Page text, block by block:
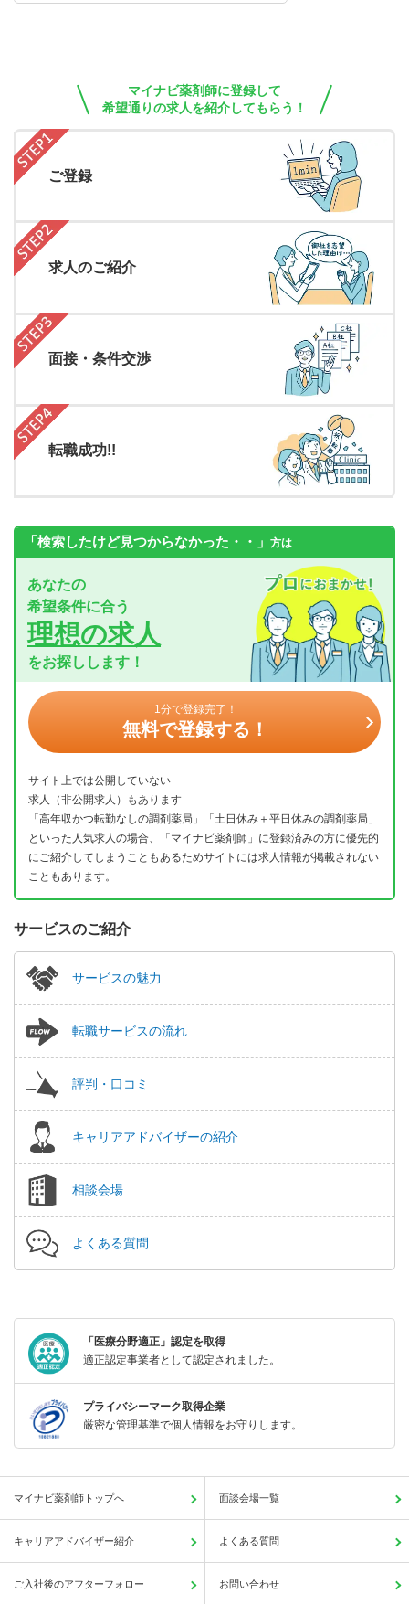
マイナビ薬剤師に登録して
希望通りの求人を紹介してもらう！
ご登録
求人のご紹介
面接・条件交渉
転職成功!!
「検索したけど見つからなかった・・」 方は
あなたの
希望条件に合う
理想の求人
をお探しします！
1分で登録完了！
無料で登録する！
サイト上では公開していない
求人（非公開求人）もあります
「高年収かつ転勤なしの調剤薬局」「土日休み＋平日休みの調剤薬局」
といった人気求人の場合、「マイナビ薬剤師」に登録済みの方に優先的
にご紹介してしまうこともあるためサイトには求人情報が掲載されない
こともあります。
サービスのご紹介
サービスの魅力
転職サービスの流れ
評判・口コミ
キャリアアドバイザーの紹介
相談会場
よくある質問
「医療分野適正」認定を取得
適正認定事業者として認定されました。
プライバシーマーク取得企業
厳密な管理基準で個人情報をお守りします。
マイナビ薬剤師トップへ 面談会場一覧
キャリアアドバイザー紹介 よくある質問
ご入社後のアフターフォロー お問い合わせ